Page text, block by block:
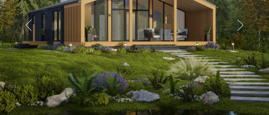
2
спальни
1
санузел
Посмотрите подробную видео-
визуализацию этого проекта